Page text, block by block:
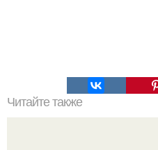
Читайте также